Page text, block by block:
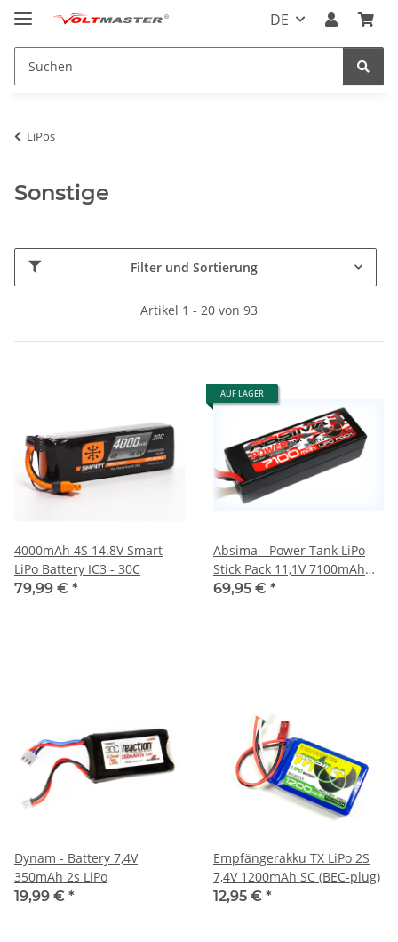
DE
LiPos
Sonstige
Filter und Sortierung
Artikel 1 - 20 von 93
4000mAh 4S 14.8V Smart
LiPo Battery IC3 - 30C
79,99 € *
AUF LAGER
Absima - Power Tank LiPo
Stick Pack 11,1V 7100mAh
Hardcase T-Plug - 60C
69,95 € *
Dynam - Battery 7,4V
350mAh 2s LiPo
19,99 € *
Empfängerakku TX LiPo 2S
7,4V 1200mAh SC (BEC-plug)
12,95 € *